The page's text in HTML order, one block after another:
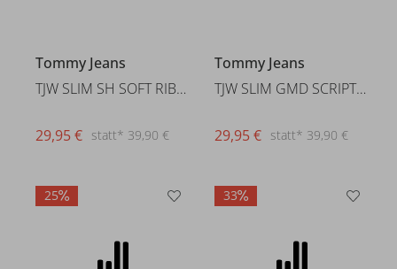
Tommy Jeans
TJW SLIM SH SOFT RIB SS TEE
statt* 39,90 €
29,95 €
Tommy Jeans
TJW SLIM GMD SCRIPT RIB TEE
statt* 39,90 €
29,95 €
25 33